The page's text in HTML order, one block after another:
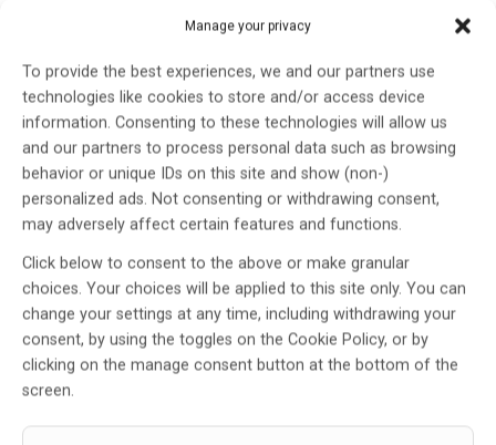
Manage your privacy
To provide the best experiences, we and our partners use
technologies like cookies to store and/or access device
information. Consenting to these technologies will allow us
and our partners to process personal data such as browsing
behavior or unique IDs on this site and show (non-)
personalized ads. Not consenting or withdrawing consent,
may adversely affect certain features and functions.
Click below to consent to the above or make granular
choices. Your choices will be applied to this site only. You can
change your settings at any time, including withdrawing your
consent, by using the toggles on the Cookie Policy, or by
clicking on the manage consent button at the bottom of the
screen.